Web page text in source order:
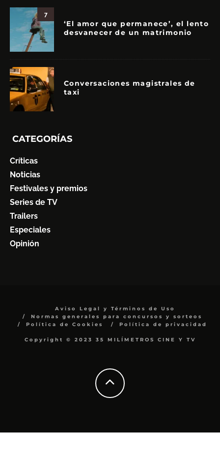
7
‘El amor que permanece’, el lento
desvanecer de un matrimonio
Conversaciones magistrales de
taxi
CATEGORÍAS
Críticas
Noticias
Festivales y premios
Series de TV
Trailers
Especiales
Opinión
Aviso Legal y Términos de Uso
Normas generales para concursos y sorteos
Política de Cookies
Política de privacidad
Copyright © 2023 35 MILÍMETROS CINE Y TV